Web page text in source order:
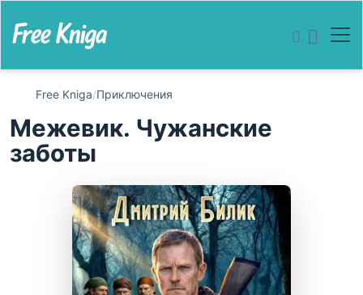
Free Kniga/Приключения
Межевик. Чужанские
заботы